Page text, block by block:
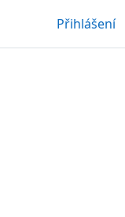
Přihlášení